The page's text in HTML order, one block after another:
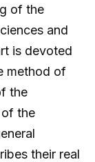
of the
and
is devoted
method of
the
the
their real